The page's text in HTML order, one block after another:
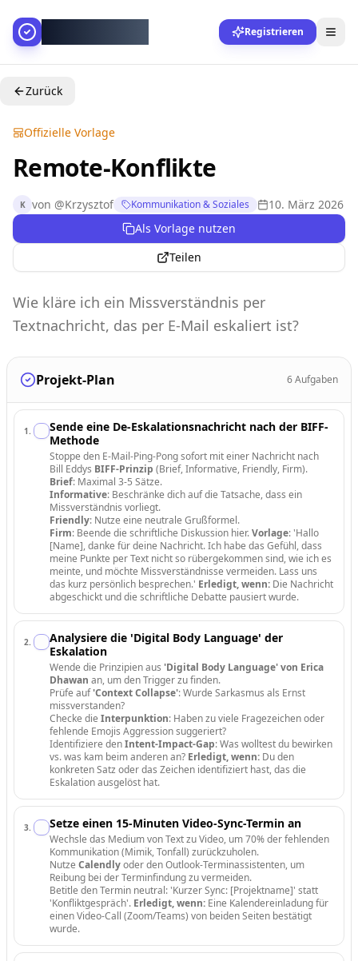
Registrieren
Zurück
Offizielle Vorlage
Remote-Konflikte
K von @Krzysztof Kommunikation & Soziales
10. März 2026
Als Vorlage nutzen
Teilen
Wie kläre ich ein Missverständnis per
Textnachricht, das per E-Mail eskaliert ist?
Projekt-Plan 6Aufgaben
1 .
Sende eine De-Eskalationsnachricht nach der BIFF-
Methode
Stoppe den E-Mail-Ping-Pong sofort mit einer Nachricht nach
Bill Eddys BIFF-Prinzip (Brief, Informative, Friendly, Firm).
Brief: Maximal 3-5 Sätze.
Informative: Beschränke dich auf die Tatsache, dass ein
Missverständnis vorliegt.
Friendly: Nutze eine neutrale Grußformel.
Firm: Beende die schriftliche Diskussion hier.Vorlage: 'Hallo
[Name], danke für deine Nachricht. Ich habe das Gefühl, dass
meine Punkte per Text nicht so rübergekommen sind, wie ich es
meinte, und möchte Missverständnisse vermeiden. Lass uns
das kurz persönlich besprechen.' Erledigt, wenn: Die Nachricht
abgeschickt und die schriftliche Debatte pausiert wurde.
2.
Analysiere die 'Digital Body Language' der
Eskalation
Wende die Prinzipien aus 'Digital Body Language' von Erica
Dhawan an, um den Trigger zu finden.
Prüfe auf'Context Collapse': Wurde Sarkasmus als Ernst
missverstanden?
Checke die Interpunktion: Haben zu viele Fragezeichen oder
fehlende Emojis Aggression suggeriert?
Identifiziere denIntent-Impact-Gap: Was wolltest du bewirken
vs. was kam beim anderen an? Erledigt, wenn: Du den
konkreten Satz oder das Zeichen identifiziert hast, das die
Eskalation ausgelöst hat.
3. Setze einen 15-Minuten Video-Sync-Termin an
Wechsle das Medium von Text zu Video, um 70% der fehlenden
Kommunikation (Mimik, Tonfall) zurückzuholen.
Nutze Calendlyoder den Outlook-Terminassistenten, um
Reibung bei der Terminfindung zu vermeiden.
Betitle den Termin neutral: 'Kurzer Sync: [Projektname]' statt
'Konfliktgespräch'. Erledigt, wenn: Eine Kalendereinladung für
einen Video-Call (Zoom/Teams) von beiden Seiten bestätigt
wurde.